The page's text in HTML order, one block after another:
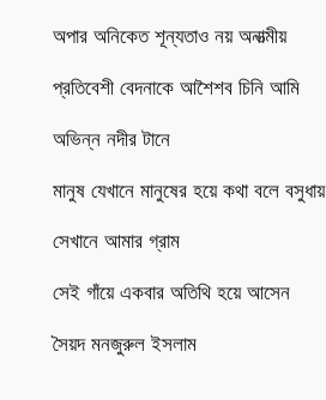
অপার অনিকেত শূন্যতাও নয় অনাত্মীয়
প্রতিবেশী বেদনাকে আশৈশব চিনি আমি
অভিন্ন নদীর টানে
মানুষ যেখানে মানুষের হয়ে কথা বলে বসুধায়
সেখানে আমার গ্রাম
সেই গাঁয়ে একবার অতিথি হয়ে আসেন
সৈয়দ মনজুরুল ইসলাম